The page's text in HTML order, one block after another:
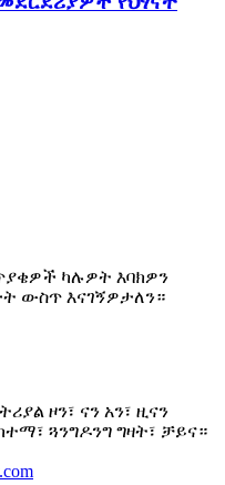
ካሉዎት እባክዎን
ውስጥ እናገኝዎታለን።
ዞን፣ ናን አን፣ ዚናን
ጓንግዶንግ ግዛት፣ ቻይና።